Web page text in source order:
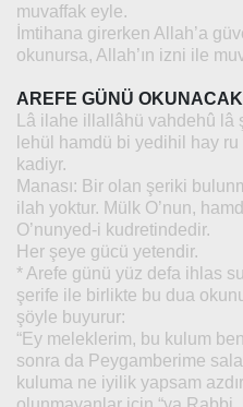
muvaffak eyle.
İmtihana girerken Allah’a
okunursa, Allah’ın izni ile
AREFE GÜNÜ
Lâ ilahe illallâhü vahdehû
lehül hamdü bi yedihil hay
kadiyr.
Manası: Bir olan şeriki
ilah yoktur. Mülk O’nun,
O’nunyed-i kudretindedir.
Her şeye gücü yetendir.
* Arefe günü yüz defa ihlas
şerife ile birlikte bu dua
şöyle buyurur:
“Ey meleklerim, bu kulum
sonra da Peygamberime
kuluma ne iyilik yapsam